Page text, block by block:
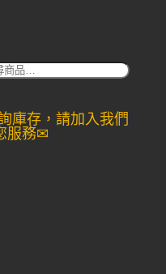
搜
庫存，請加入我們
服務✉